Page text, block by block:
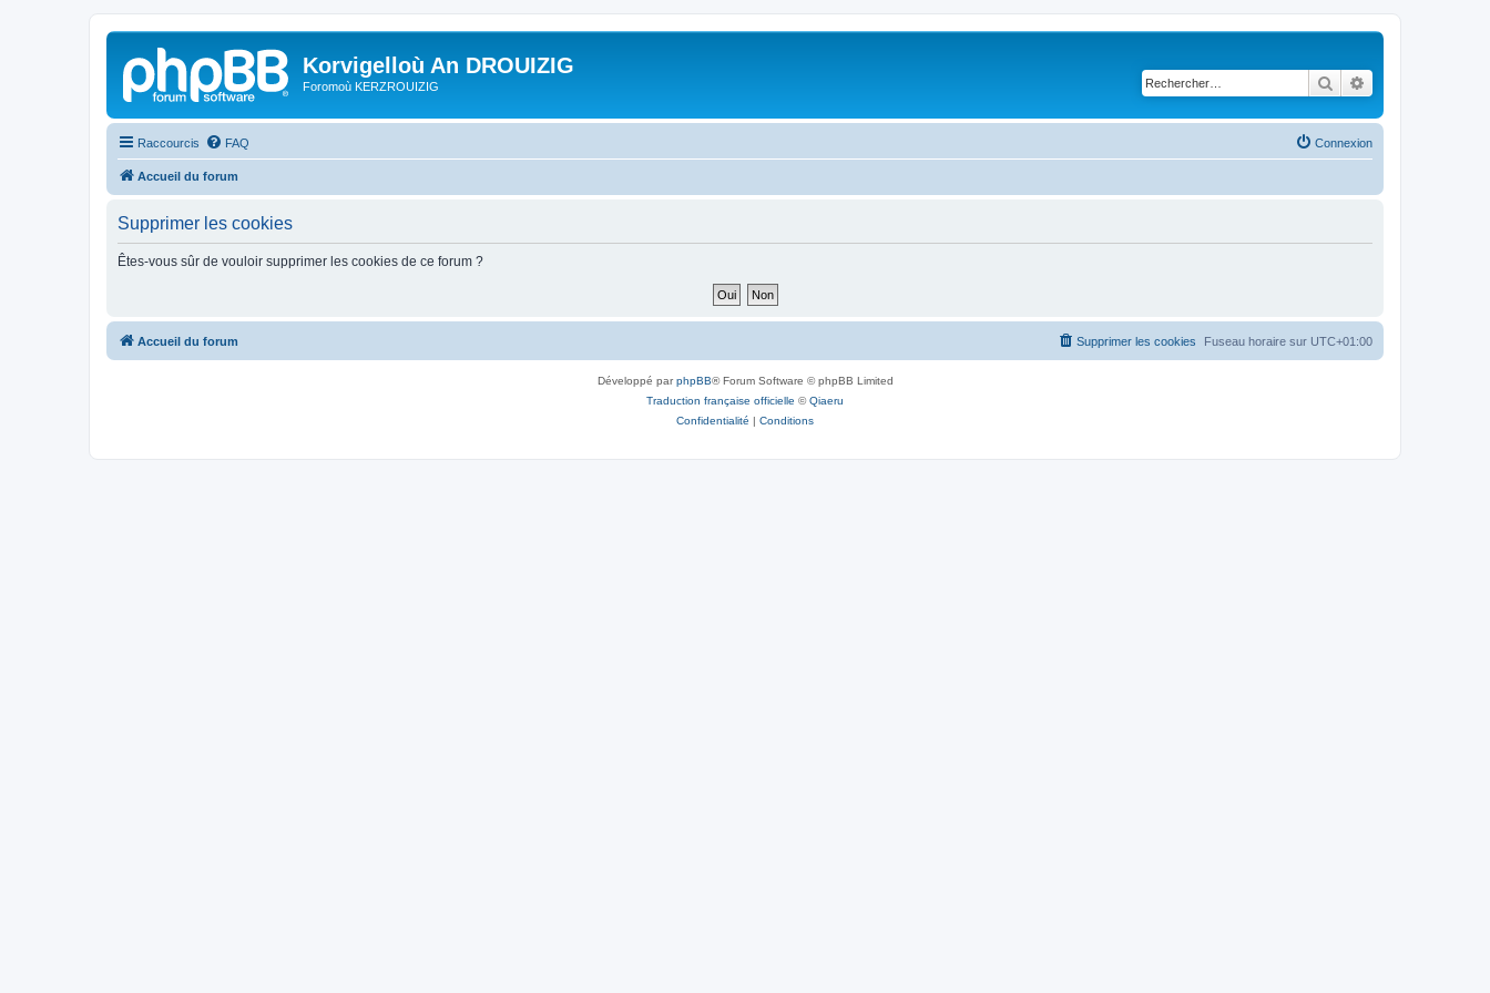
Korvigelloù An DROUIZIG
Foromoù KERZROUIZIG Rechercher
Raccourcis FAQ Connexion
Accueil du forum
Supprimer les cookies
Êtes-vous sûr de vouloir supprimer les cookies de ce forum ?
Accueil du forum Fuseau horaire sur UTC+01:00
Supprimer les cookies
Développé parphpBB® Forum Software © phpBB Limited
Traduction française officielle ©Qiaeru
Confidentialité | Conditions